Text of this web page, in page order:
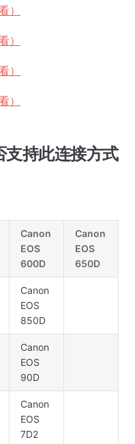
）
）
）
）
支持此连接方式
Canon
EOS
600D
Canon
EOS
650D
Canon
EOS
850D
Canon
EOS
90D
Canon
EOS
7D2